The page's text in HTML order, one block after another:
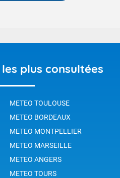
plus consultées
METEO TOULOUSE
METEO BORDEAUX
METEO MONTPELLIER
METEO MARSEILLE
METEO ANGERS
METEO TOURS